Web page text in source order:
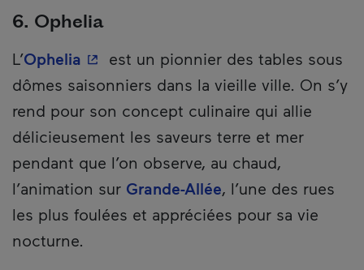
6. Ophelia
L’Ophelia - Cet hyperlien s'ouvrira dans une
est un pionnier des tables sous
dômes saisonniers dans la vieille ville. On s’y
rend pour son concept culinaire qui allie
délicieusement les saveurs terre et mer
pendant que l’on observe, au chaud,
l’animation sur Grande-Allée, l’une des rues
les plus foulées et appréciées pour sa vie
nocturne.